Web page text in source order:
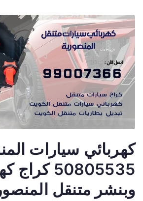
كهربائي سيارات
50805535
وبنشر متنقل